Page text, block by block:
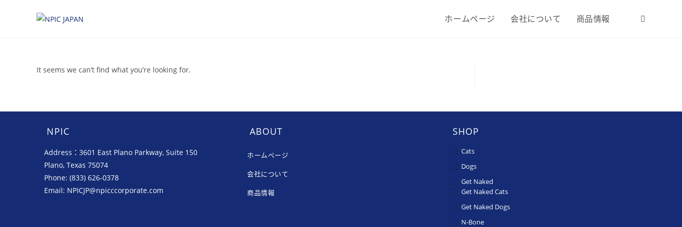
ホームページ 会社について 商品情報
It seems we can’t find what you’re looking for.
NPIC
Address：3601 East Plano Parkway, Suite 150
Plano, Texas 75074
Phone: (833) 626-0378
Email: NPICJP@npicccorporate.com
ABOUT
ホームページ
会社について
商品情報
SHOP
Cats
Dogs
Get Naked
Get Naked Cats
Get Naked Dogs
N-Bone